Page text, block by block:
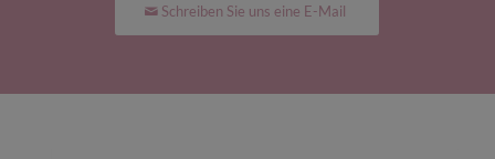
Schreiben Sie uns eine E-Mail